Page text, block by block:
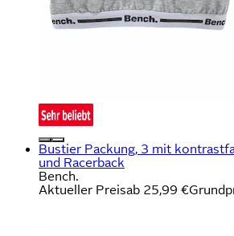
Bustier Packung, 3 mit
und Racerback
Bench.
Aktueller Preisab 25,99 €